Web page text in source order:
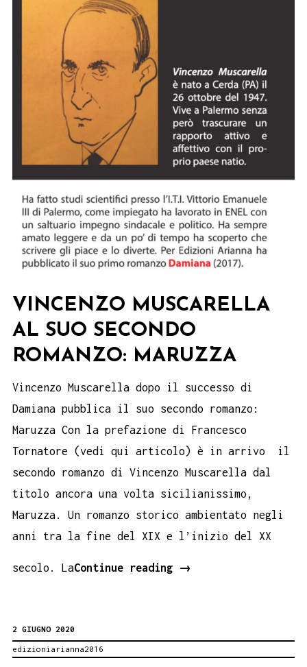
Luzzio.
Educare
bimbi
all’amore
VINCENZO MUSCARELLA
AL SUO SECONDO
ROMANZO: MARUZZA
Vincenzo Muscarella dopo il successo di
Damiana pubblica il suo secondo romanzo:
Maruzza Con la prefazione di Francesco
Tornatore (vedi qui articolo) è in arrivo il
secondo romanzo di Vincenzo Muscarella dal
titolo ancora una volta sicilianissimo,
Maruzza. Un romanzo storico ambientato negli
anni tra la fine del XIX e l’inizio del XX
secolo. LaContinue reading
Vincenzo
→
2 GIUGNO 2020
edizioniarianna2016